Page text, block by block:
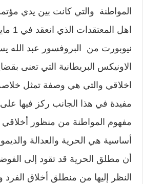
المواطنة والتي كانت بين يدي
اهل
نيوبورت من البروفسور عبد
الاونيكس البريطانية التي تعنى
اخلاقي والتي هي وصفة تمثل
مفيدة في هذا الجانب ركز فيها على
مفهوم المواطنة من منظور أخلاقي
أساسية هي الحرية والعدالة
أن مطلق الحرية قد تقود إلى
النظر إليها من منطلق أخلاق الفرد